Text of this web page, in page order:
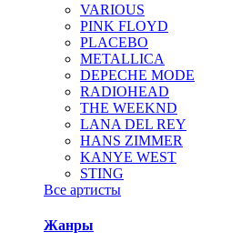
VARIOUS
PINK FLOYD
PLACEBO
METALLICA
DEPECHE MODE
RADIOHEAD
THE WEEKND
LANA DEL REY
HANS ZIMMER
KANYE WEST
STING
Все артисты
Жанры